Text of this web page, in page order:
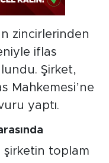
zincirlerinden
iflas
Şirket,
Mahkemesi’ne
yaptı.
şirketin toplam